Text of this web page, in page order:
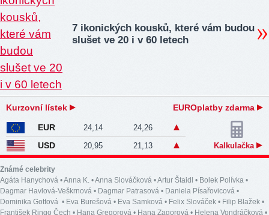
7 ikonických kousků, které vám budou
slušet ve 20 i v 60 letech
Kurzovní lístek EUROplatby zdarma
EUR 24,14 24,26
USD 20,95 21,13 Kalkulačka
Známé celebrity
Agáta Hanychová •Anna K. •Anna Slováčková •Artur Štaidl • Bolek Polívka •
Dagmar Havlová-Veškrnová • Dagmar Patrasová • Daniela Písařovicová •
Dominika Gottová • Eva Burešová • Eva Samková • Felix Slováček • Filip Blažek •
František Ringo Čech • Hana Gregorová • Hana Zagorová • Helena Vondráčková •